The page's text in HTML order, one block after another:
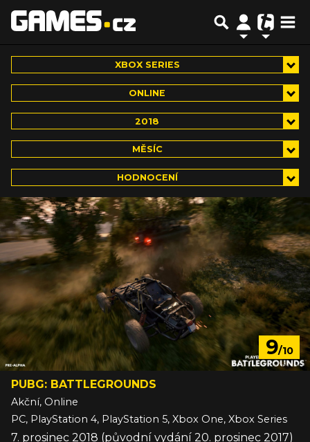
XBOX SERIES
ONLINE
2018
MĚSÍC
HODNOCENÍ
9/10
PUBG: BATTLEGROUNDS
Akční, Online
PC, PlayStation 4, PlayStation 5, Xbox One, Xbox Series
7. prosinec 2018 (původní vydání 20. prosinec 2017)